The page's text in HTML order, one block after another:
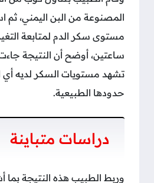
المصنوعة من البن اليمني، ثم
مستوى سكر الدم لمتابعة
ساعتين، أوضح أن النتيجة
تشهد مستويات السكر لديه أي
حدودها الطبيعية.
دراسات متباينة
وربط الطبيب هذه النتيجة